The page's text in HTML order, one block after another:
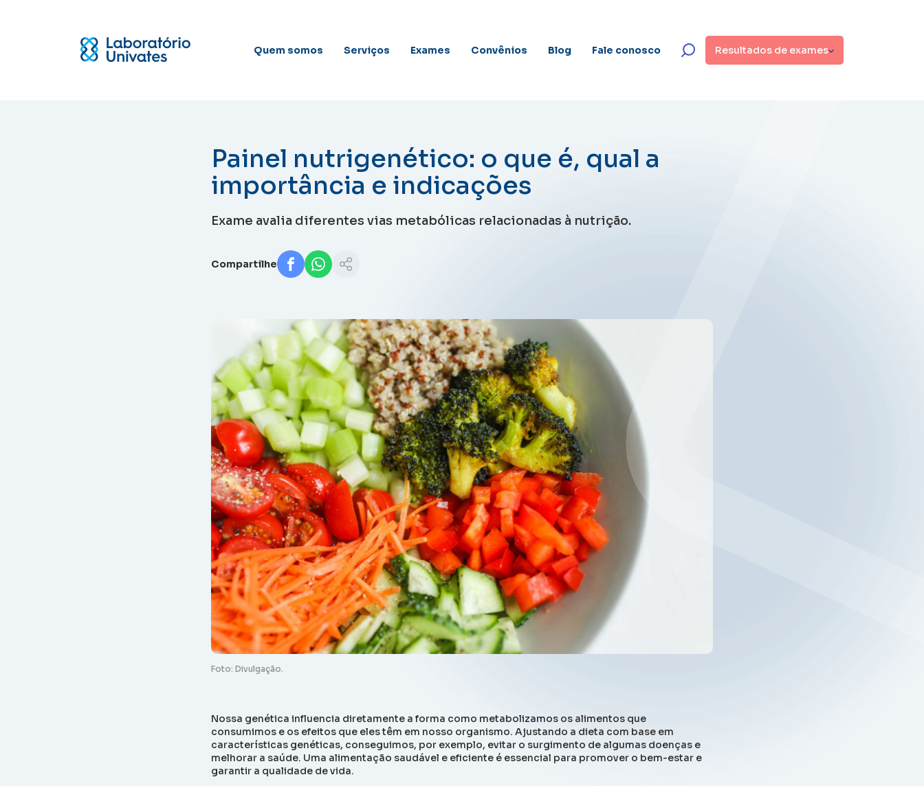
Quem somos Serviços Exames Convênios Blog Fale conosco Resultados de exames
Painel nutrigenético: o que é, qual a
importância e indicações
Exame avalia diferentes vias metabólicas relacionadas à nutrição.
Compartilhe
Foto: Divulgação.
Nossa genética influencia diretamente a forma como metabolizamos os alimentos que
consumimos e os efeitos que eles têm em nosso organismo. Ajustando a dieta com base em
características genéticas, conseguimos, por exemplo, evitar o surgimento de algumas doenças e
melhorar a saúde. Uma alimentação saudável e eficiente é essencial para promover o bem-estar e
garantir a qualidade de vida.